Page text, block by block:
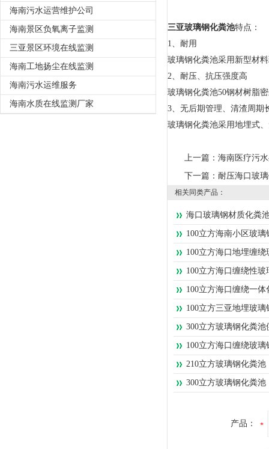
海南污水运营维护公司
海南景区负氧离子监测
三亚景区环境在线监测
海南工地扬尘在线监测
海南污水运维服务
海南水质在线监测厂家
三亚玻璃钢化粪池特点：
1、耐用
玻璃钢化粪池采用新型材
2、耐压、抗压强度高
玻璃钢化粪池50钢材树脂
3、无后期管理、清渣周期
玻璃钢化粪池采用地埋式
上一篇： 海南医疗污
下一篇： 耐压海口玻
相关同类产品：
海口玻璃钢材质化粪
100立方海南小区玻璃
100立方海口地埋缠
100立方海口缠绕性玻
100立方海口缠绕一
100立方三亚地埋玻璃
300立方玻璃钢化粪池
100立方海口缠绕玻璃
210立方玻璃钢化粪池
300立方玻璃钢化粪池
产品：